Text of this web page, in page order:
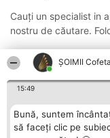
ȘOIMII
15:49
Bună, suntem
să faceți clic pe
Cauți un specialist in
nostru de căutare.